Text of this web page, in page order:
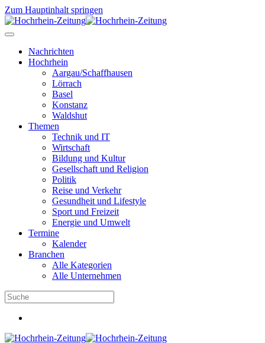
Zum Hauptinhalt springen
Nachrichten
Hochrhein
Aargau/Schaffhausen
Lörrach
Basel
Konstanz
Waldshut
Themen
Technik und IT
Wirtschaft
Bildung und Kultur
Gesellschaft und Religion
Politik
Reise und Verkehr
Gesundheit und Lifestyle
Sport und Freizeit
Energie und Umwelt
Termine
Kalender
Branchen
Alle Kategorien
Alle Unternehmen